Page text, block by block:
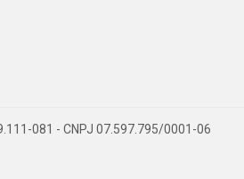
081 - CNPJ 07.597.795/0001-06